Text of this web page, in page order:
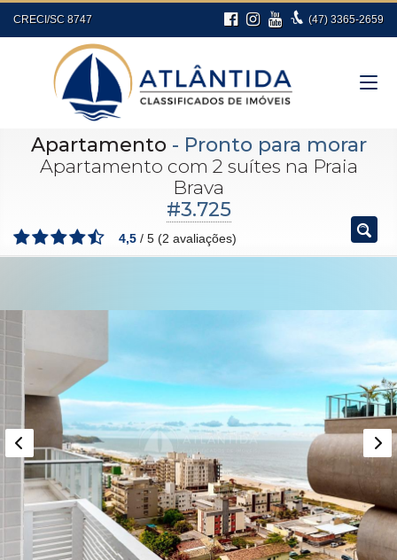
CRECI/SC 8747 (47) 3365-2659
Apartamento - Pronto para morar
Apartamento com 2 suítes na Praia
Brava
#3.725
4,5 / 5 (2 avaliações)